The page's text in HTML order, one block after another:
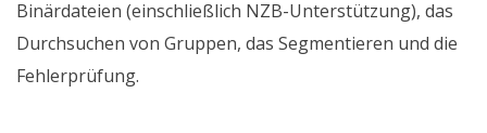
Binärdateien (einschließlich NZB-Unterstützung), das
Durchsuchen von Gruppen, das Segmentieren und die
Fehlerprüfung.